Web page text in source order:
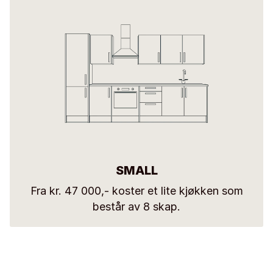
SMALL
Fra kr. 47 000,- koster et lite kjøkken som
består av 8 skap.